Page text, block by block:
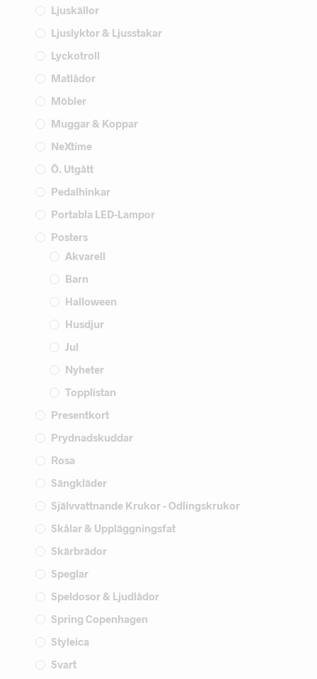
Ljuskällor
Ljuslyktor & Ljusstakar
Lyckotroll
Matlådor
Möbler
Muggar & Koppar
NeXtime
Ö. Utgått
Pedalhinkar
Portabla LED-Lampor
Posters
Akvarell
Barn
Halloween
Husdjur
Jul
Nyheter
Topplistan
Presentkort
Prydnadskuddar
Rosa
Sängkläder
Självvattnande Krukor - Odlingskrukor
Skålar & Uppläggningsfat
Skärbrädor
Speglar
Speldosor & Ljudlådor
Spring Copenhagen
Styleica
Svart